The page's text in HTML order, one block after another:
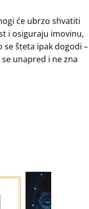
će ubrzo shvatiti
i osiguraju imovinu,
se šteta ipak dogodi –
unapred i ne zna